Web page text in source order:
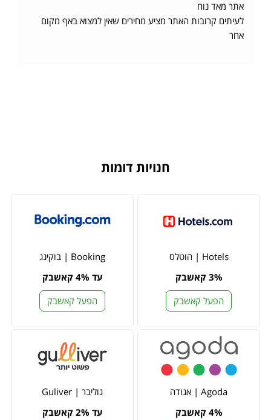
אתר מאד נוח
לעיתים קרובות האתר מציע מחירים שאין למצוא באף מקום
אחר
חנויות דומות
Hotels | הוטלס
3% קאשבק
הפעל קאשבק
Booking | בוקינג
עד 4% קאשבק
הפעל קאשבק
Agoda | אגודה
4% קאשבק
גוליבר | Guliver
עד 2% קאשבק